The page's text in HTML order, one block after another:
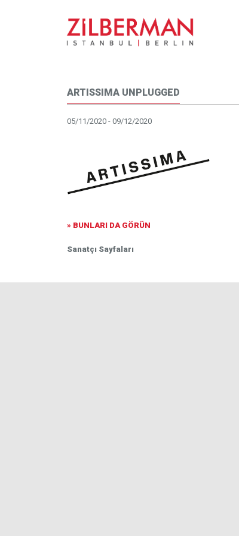
ARTISSIMA UNPLUGGED
05/11/2020 - 09/12/2020
» BUNLARI DA GÖRÜN
Sanatçı Sayfaları